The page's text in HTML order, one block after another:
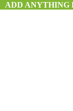
ADD ANYTHING